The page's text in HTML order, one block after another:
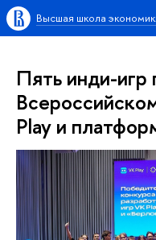
Высшая школа
Пять инди-игр
Play и